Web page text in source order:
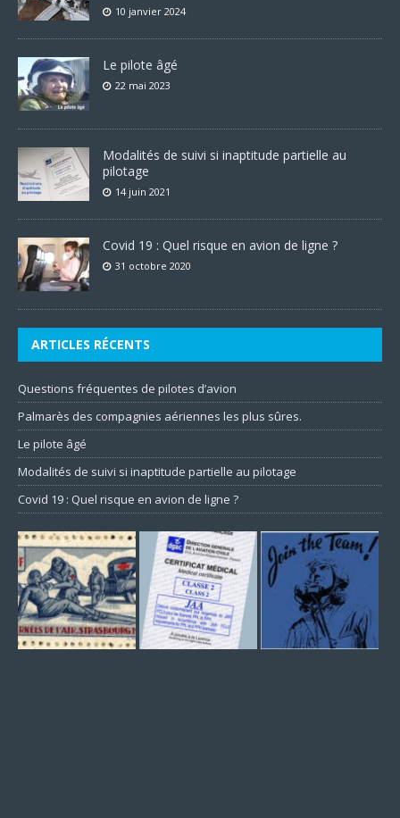
10 janvier 2024
Le pilote âgé
22 mai 2023
Modalités de suivi si inaptitude partielle au
pilotage
14 juin 2021
Covid 19 : Quel risque en avion de ligne ?
31 octobre 2020
ARTICLES RÉCENTS
Questions fréquentes de pilotes d’avion
Palmarès des compagnies aériennes les plus sûres.
Le pilote âgé
Modalités de suivi si inaptitude partielle au pilotage
Covid 19 : Quel risque en avion de ligne ?